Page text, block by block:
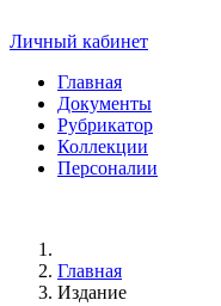
Личный кабинет
Главная
Документы
Рубрикатор
Коллекции
Персоналии
Главная
Издание